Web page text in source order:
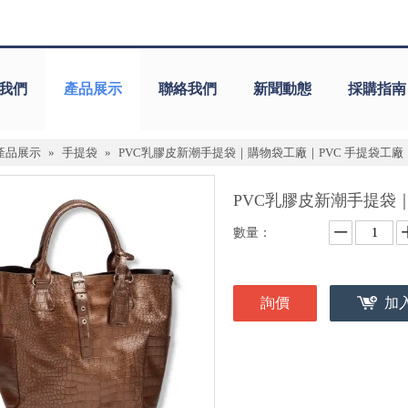
們 產品展示 聯絡我們 新聞動態 採購指南
品展示 » 手提袋 » PVC乳膠皮新潮手提袋｜購物袋工廠｜PVC 手提袋工廠
PVC乳膠皮新潮手提袋
數量：
詢價 加